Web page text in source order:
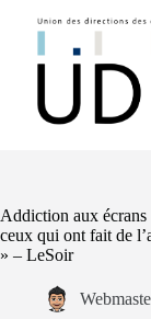
Addiction aux
ceux qui ont fait de
» – LeSoir